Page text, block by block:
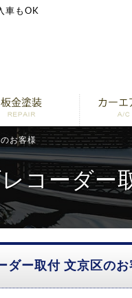
車もOK
お客様
コーダー
ダー取付 文京区のお